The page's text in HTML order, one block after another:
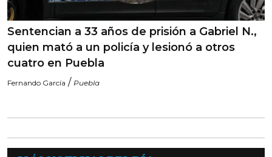
Sentencian a 33 años de prisión a Gabriel N.,
quien mató a un policía y lesionó a otros
cuatro en Puebla
Fernando García / Puebla